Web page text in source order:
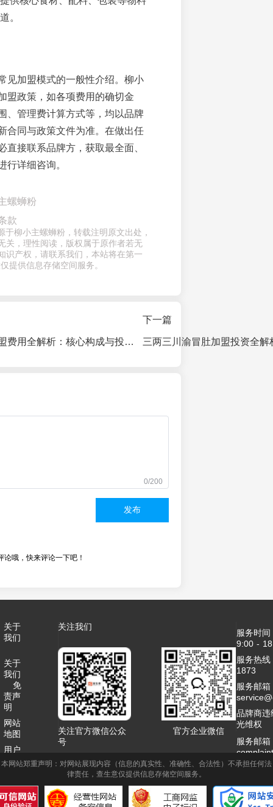
。
见加盟模式的一般性介绍。柳小
盟政策，如各项费用的确切金
、管理费计算方式等，均以品牌
合同与政策文件为准。在做出任
直接联系品牌方，获取最全面、
行详细咨询。
螺蛳粉
款
于柳小主螺蛳粉，转载注明原文出处，
关，理性阅读，版权属于原作者若无
识产权，请联系我们，本站将在第一
提供信息存储空间服务。
小蛮螺螺蛳粉加盟费用全解析：核心构成与投资预算
下一篇
0/200
发布
论哦，快来评论一下吧！
关于
我们
关于
我们
免
责声
明
网站
地图
用户
协议
我们
网站
关注我们
关注官方微信公众
号
官方企业微信
服务时
9:00 -
服务热
1873
服务邮箱
品牌商违
光维权
服务邮箱
客服QQ
商务合作
本网站郑重声明：对网站展现内容（信息的真实性、准确性、合法性）不承担任何法
律责任，查生意仅提供信息存储空间服务。